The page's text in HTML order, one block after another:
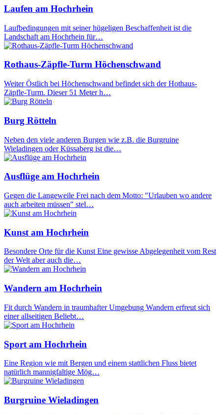
Laufen am Hochrhein
Laufbedingungen mit seiner hügeligen Beschaffenheit ist die
Landschaft am Hochrhein für…
Rothaus-Zäpfle-Turm Höchenschwand
Weiter Östlich bei Höchenschwand befindet sich der Hothaus-
Zäpfle-Turm. Dieser 51 Meter h…
Burg Rötteln
Neben den viele anderen Burgen wie z.B. die Burgruine
Wieladingen oder Küssaberg ist die…
Ausflüge am Hochrhein
Gegen die Langeweile Frei nach dem Motto: "Urlauben wo andere
auch arbeiten müssen" stel…
Kunst am Hochrhein
Besondere Orte für die Kunst Eine gewisse Abgelegenheit vom Rest
der Welt aber auch die…
Wandern am Hochrhein
Fit durch Wandern in traumhafter Umgebung Wandern erfreut sich
einer allseitigen Beliebt…
Sport am Hochrhein
Eine Region wie mit Bergen und einem stattlichen Fluss bietet
natürlich mannigfaltige Mög…
Burgruine Wieladingen